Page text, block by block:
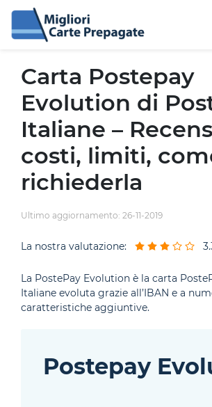
Carta Postepay
Evolution di
Italiane –
costi, limiti,
richiederla
Ultimo aggiornamento: 26-11-2019
La nostra valutazione:
La PostePay Evolution è la carta
Italiane evoluta grazie all’IBAN e a
caratteristiche aggiuntive.
Postepay